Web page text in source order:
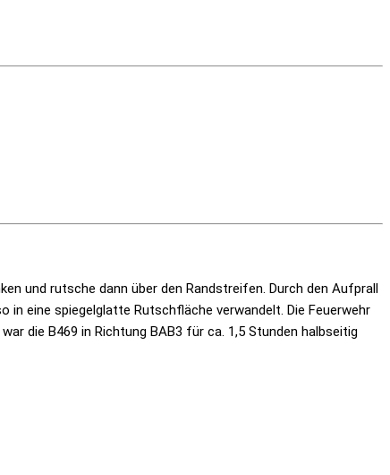
und rutsche dann über den Randstreifen. Durch den Aufprall
eine spiegelglatte Rutschfläche verwandelt. Die Feuerwehr
die B469 in Richtung BAB3 für ca. 1,5 Stunden halbseitig